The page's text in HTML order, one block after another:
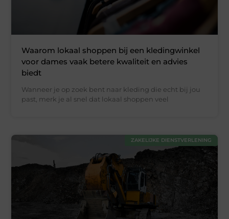
Waarom lokaal shoppen bij een kledingwinkel
voor dames vaak betere kwaliteit en advies
biedt
Wanneer je op zoek bent naar kleding die echt bij jou
past, merk je al snel dat lokaal shoppen veel
ZAKELIJKE DIENSTVERLENING